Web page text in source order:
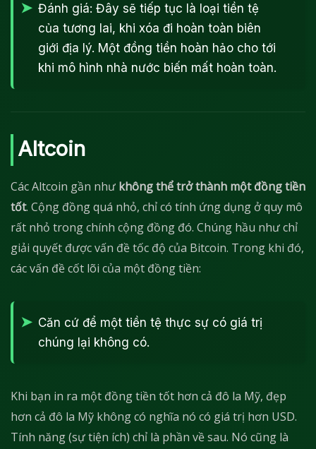
Đánh giá: Đây sẽ tiếp tục là loại tiền tệ
của tương lai, khi xóa đi hoàn toàn biên
giới địa lý. Một đồng tiền hoàn hảo cho tới
khi mô hình nhà nước biến mất hoàn toàn.
Altcoin
Các Altcoin gần như không thể trở thành một đồng tiền
tốt. Cộng đồng quá nhỏ, chỉ có tính ứng dụng ở quy mô
rất nhỏ trong chính cộng đồng đó. Chúng hầu như chỉ
giải quyết được vấn đề tốc độ của Bitcoin. Trong khi đó,
các vấn đề cốt lõi của một đồng tiền:
Căn cứ để một tiền tệ thực sự có giá trị
chúng lại không có.
Khi bạn in ra một đồng tiền tốt hơn cả đô la Mỹ, đẹp
hơn cả đô la Mỹ không có nghĩa nó có giá trị hơn USD.
Tính năng (sự tiện ích) chỉ là phần về sau. Nó cũng là